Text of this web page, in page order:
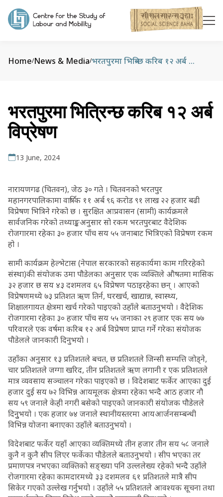
Home/News & Media/ भरतपुरमा भित्रिन्छ करिब १२ अर्ब विप्रेषण
भरतपुरमा भित्रिन्छ करिब १२ अर्ब
विप्रेषण
13 June, 2024
नारायणगढ (चितवन), जेठ ३० गते । चितवनको भरतपुर
महानगरपालिकामा वार्षिक ११ अर्ब ९६ करोड ९१ लाख २२ हजार बढी
विप्रेषण भित्रिने गरेको छ । सुरक्षित आप्रवासन (सामी) कार्यक्रमले
सार्वजनिक गरेको तथ्याङ्कअनुसार सो रकम भरतपुरबाट वैदेशिक
रोजगारमा रहेका ३० हजार पाँच सय ५५ जनाबाट भित्रिएको विप्रेषण रकम
हो ।
सामी कार्यक्रम हेल्भेटास (नेपाल सरकारको सहकार्यमा काम गरिरहेको
संस्था)की संयोजक उमा पौडेलका अनुसार एक व्यक्तिले औषतमा मासिक
३२ हजार छ सय ४३ दशमलव ६५ विप्रेषण पठाइरहेका छन् । आएको
विप्रेषणमध्ये ७३ प्रतिशत ऋण तिर्न, घरखर्च, खाद्यान्न, स्वास्थ्य,
शिक्षालगायत क्षेत्रमा खर्च गरेको पाइएको उहाँले बताउनुभयो । वैदेशिक
रोजगारमा रहेका ३० हजार पाँच सय ५५ जनाका २९ हजार एक सय ७७
परिवारले एक वर्षमा करिब १२ अर्ब विप्रेषण प्राप्त गर्ने गरेका संयोजक
पौडेलले जानकारी दिनुभयो ।
उहाँका अनुसार १३ प्रतिशतले बचत, छ प्रतिशतले जिन्सी सम्पत्ति जोड्ने,
चार प्रतिशतले जग्गा खरिद, तीन प्रतिशतले ऋण लगानी र एक प्रतिशतले
मात्र व्यवसाय सञ्चालन गरेका पाइएको छ । विदेशबाट फर्केर आएका दुई
हजार दुई सय ७२ विभिन्न आयमूलक क्षेत्रमा रहेका भन्दै आठ हजार नौ
सय ५९ जनाले केही नगरी बसेको पाइएको जानकारी संयोजक पौडेलले
दिनुुभयो । एक हजार ७४ जनाले स्थानीयस्तरमा आयआर्जनसम्बन्धी
विभिन्न योजना बनाएका उहाँले बताउनुभयो ।
विदेशबाट फर्केर यहाँ आएका व्यक्तिमध्ये तीन हजार तीन सय ५८ जनाले
कुनै न कुनै सीप लिएर फर्केका पौडेलले बताउनुभयो । सीप भएका तर
प्रमाणपत्र नभएका व्यक्तिको सङ्ख्या पनि उल्ललेख्य रहेको भन्दै उहाँले
रोजगारमा रहेका कामदारमध्ये ३३ दशमलव ६१ प्रतिशतले मात्रै सीप
सिकेर गएको उल्लेख गर्नुभयो । उहाँले ५५ प्रतिशतले आवश्यक सूचना तथा